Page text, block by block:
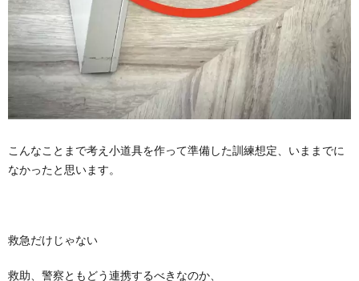
こんなことまで考え小道具を作って準備した訓練想定、いままでに
なかったと思います。
救急だけじゃない
救助、警察ともどう連携するべきなのか、